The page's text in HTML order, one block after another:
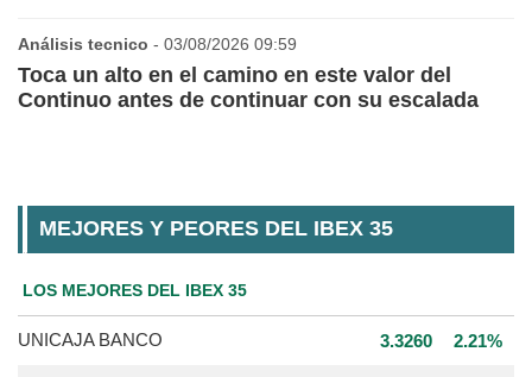
Análisis tecnico - 03/08/2026 09:59
Toca un alto en el camino en este valor del
Continuo antes de continuar con su escalada
MEJORES Y PEORES DEL IBEX 35
LOS MEJORES DEL IBEX 35
UNICAJA BANCO 3.3260 2.21%